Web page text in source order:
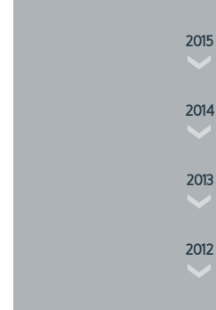
2015
2014
2013
2012